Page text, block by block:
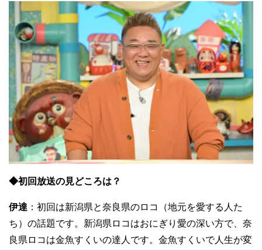
◆初回放送の見どころは？
伊達 ：初回は新潟県と奈良県のロコ（地元を愛する人た
ち）の話題です。新潟県ロコはおにぎり愛の深い方で、奈
良県ロコは金魚すくいの達人です。金魚すくいで人生が変